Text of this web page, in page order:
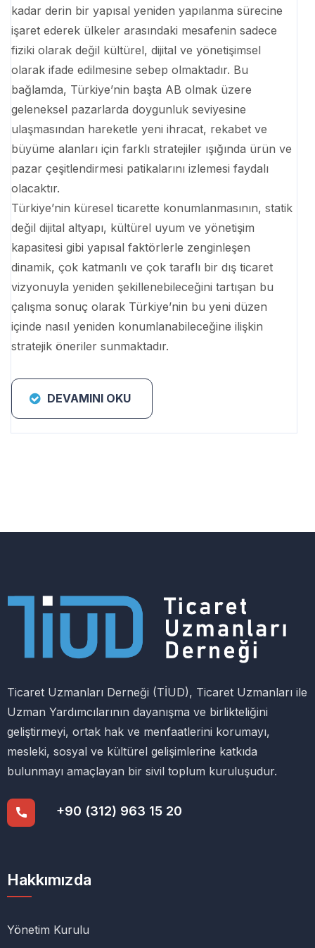
kadar derin bir yapısal yeniden yapılanma sürecine
işaret ederek ülkeler arasındaki mesafenin sadece
fiziki olarak değil kültürel, dijital ve yönetişimsel
olarak ifade edilmesine sebep olmaktadır. Bu
bağlamda, Türkiye’nin başta AB olmak üzere
geleneksel pazarlarda doygunluk seviyesine
ulaşmasından hareketle yeni ihracat, rekabet ve
büyüme alanları için farklı stratejiler ışığında ürün ve
pazar çeşitlendirmesi patikalarını izlemesi faydalı
olacaktır.
Türkiye’nin küresel ticarette konumlanmasının, statik
değil dijital altyapı, kültürel uyum ve yönetişim
kapasitesi gibi yapısal faktörlerle zenginleşen
dinamik, çok katmanlı ve çok taraflı bir dış ticaret
vizyonuyla yeniden şekillenebileceğini tartışan bu
çalışma sonuç olarak Türkiye’nin bu yeni düzen
içinde nasıl yeniden konumlanabileceğine ilişkin
stratejik öneriler sunmaktadır.
DEVAMINI OKU
Ticaret Uzmanları Derneği (TİUD), Ticaret Uzmanları ile
Uzman Yardımcılarının dayanışma ve birlikteliğini
geliştirmeyi, ortak hak ve menfaatlerini korumayı,
mesleki, sosyal ve kültürel gelişimlerine katkıda
bulunmayı amaçlayan bir sivil toplum kuruluşudur.
+90 (312) 963 15 20
Hakkımızda
Yönetim Kurulu